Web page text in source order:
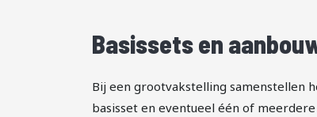
Basissets en
Bij een grootvakstelling samenstellen
basisset en eventueel één of